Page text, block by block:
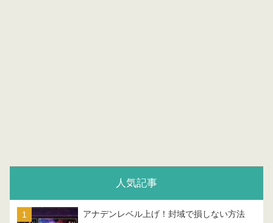
人気記事
アナデンレベル上げ！封域で損しない方法